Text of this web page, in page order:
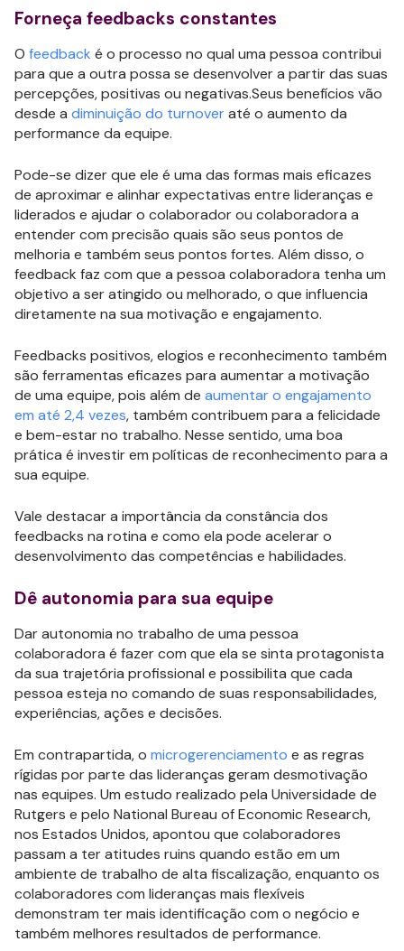
Forneça feedbacks constantes
O feedback é o processo no qual uma pessoa contribui
para que a outra possa se desenvolver a partir das suas
percepções, positivas ou negativas.Seus benefícios vão
desde a diminuição do turnoveraté o aumento da
performance da equipe.
Pode-se dizer que ele é uma das formas mais eficazes
de aproximar e alinhar expectativas entre lideranças e
liderados e ajudar o colaborador ou colaboradora a
entender com precisão quais são seus pontos de
melhoria e também seus pontos fortes. Além disso, o
feedback faz com que a pessoa colaboradora tenha um
objetivo a ser atingido ou melhorado, o que influencia
diretamente na sua motivação e engajamento.
Feedbacks positivos, elogios e reconhecimento também
são ferramentas eficazes para aumentar a motivação
de uma equipe, pois além de aumentar o engajamento
em até 2,4 vezes, também contribuem para a felicidade
e bem-estar no trabalho. Nesse sentido, uma boa
prática é investir em políticas de reconhecimento para a
sua equipe.
Vale destacar a importância da constância dos
feedbacks na rotina e como ela pode acelerar o
desenvolvimento das competências e habilidades.
Dê autonomia para sua equipe
Dar autonomia no trabalho de uma pessoa
colaboradora é fazer com que ela se sinta protagonista
da sua trajetória profissional e possibilita que cada
pessoa esteja no comando de suas responsabilidades,
experiências, ações e decisões.
Em contrapartida, o microgerenciamento e as regras
rígidas por parte das lideranças geram desmotivação
nas equipes. Um estudo realizado pela Universidade de
Rutgers e pelo National Bureau of Economic Research,
nos Estados Unidos, apontou que colaboradores
passam a ter atitudes ruins quando estão em um
ambiente de trabalho de alta fiscalização, enquanto os
colaboradores com lideranças mais flexíveis
demonstram ter mais identificação com o negócio e
também melhores resultados de performance.